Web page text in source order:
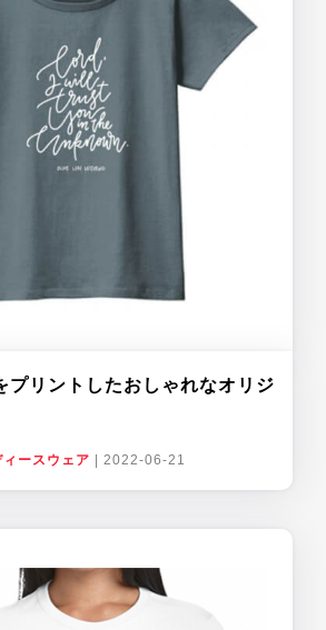
プリントしたおしゃれなオリジ
ースウェア 2022-06-21